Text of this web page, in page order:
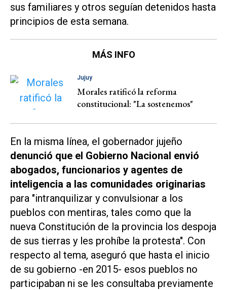
sus familiares y otros seguían detenidos hasta
principios de esta semana.
MÁS INFO
Jujuy
Morales ratificó la reforma
constitucional: "La sostenemos"
En la misma línea, el gobernador jujeño
denunció que el Gobierno Nacional envió
abogados, funcionarios y agentes de
inteligencia a las comunidades originarias
para "intranquilizar y convulsionar a los
pueblos con mentiras, tales como que la
nueva Constitución de la provincia los despoja
de sus tierras y les prohíbe la protesta". Con
respecto al tema, aseguró que hasta el inicio
de su gobierno -en 2015- esos pueblos no
participaban ni se les consultaba previamente